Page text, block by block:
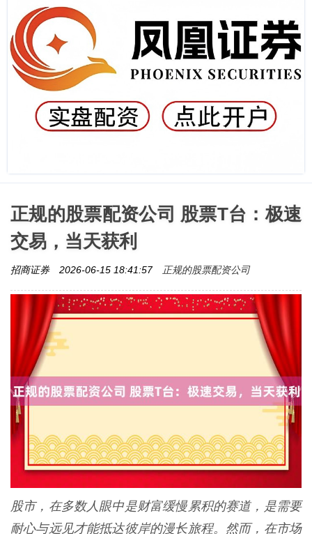
正规的股票配资公司 股票T台：极速
交易，当天获利
招商证券 2026-06-15 18:41:57 正规的股票配资公司
股市，在多数人眼中是财富缓慢累积的赛道，是需要
耐心与远见才能抵达彼岸的漫长旅程。然而，在市场